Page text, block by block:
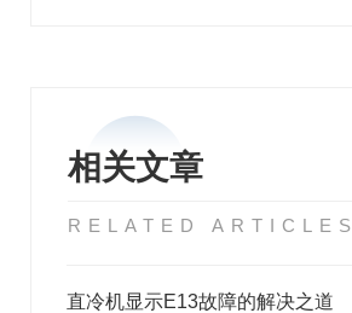
相关文章
RELATED ARTICLES
直冷机显示E13故障的解决之道